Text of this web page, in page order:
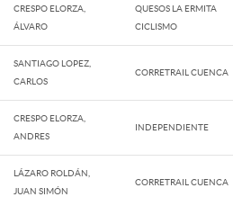
CRESPO ELORZA,
ÁLVARO
QUESOS LA ERMITA
CICLISMO
SANTIAGO LOPEZ,
CARLOS
CORRETRAIL CUENCA
CRESPO ELORZA,
ANDRES
INDEPENDIENTE
LÁZARO ROLDÁN,
JUAN SIMÓN
CORRETRAIL CUENCA